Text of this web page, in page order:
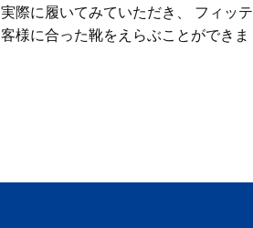
際に履いてみていただき、 フィッテ
様に合った靴をえらぶことができま